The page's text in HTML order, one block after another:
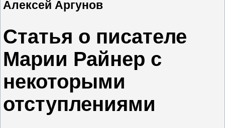
Алексей Аргунов
Статья о писателе
Марии Райнер с
некоторыми
отступлениями